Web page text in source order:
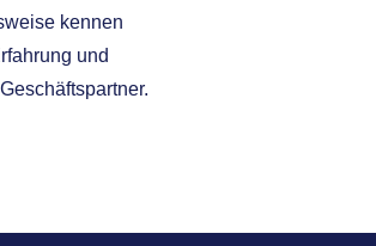
kennen
und